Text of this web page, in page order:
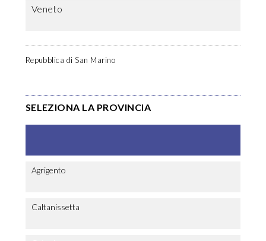
Veneto
Repubblica di San Marino
SELEZIONA LA PROVINCIA
Agrigento
Caltanissetta